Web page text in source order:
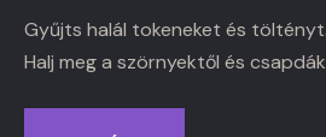
Gyűjts halál tokeneket és
Halj meg a szörnyektől és